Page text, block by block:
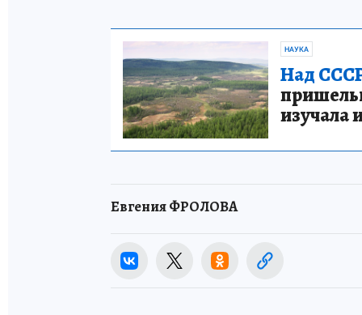
НАУКА
Над
изучала
Евгения ФРОЛОВА